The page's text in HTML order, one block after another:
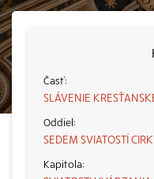
SLÁVENIE
SEDEM SVIATOSTÍ